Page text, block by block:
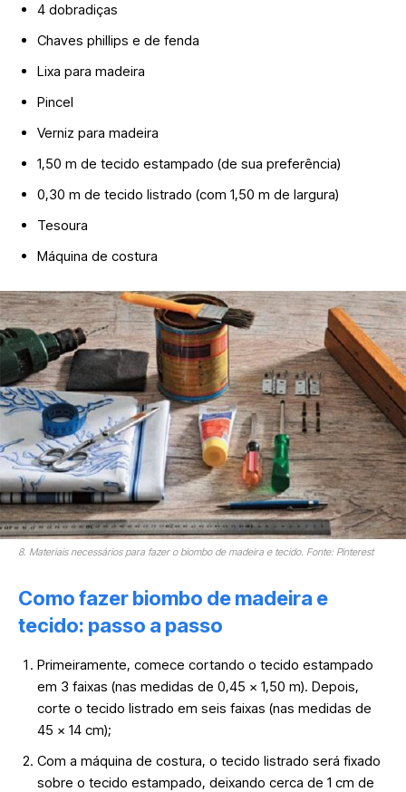
4 dobradiças
Chaves phillips e de fenda
Lixa para madeira
Pincel
Verniz para madeira
1,50 m de tecido estampado (de sua preferência)
0,30 m de tecido listrado (com 1,50 m de largura)
Tesoura
Máquina de costura
8. Materiais necessários para fazer o biombo de madeira e tecido. Fonte: Pinterest
Como fazer biombo de madeira e
tecido: passo a passo
Primeiramente, comece cortando o tecido estampado
em 3 faixas (nas medidas de 0,45 x 1,50 m). Depois,
corte o tecido listrado em seis faixas (nas medidas de
45 x 14 cm);
Com a máquina de costura, o tecido listrado será fixado
sobre o tecido estampado, deixando cerca de 1 cm de